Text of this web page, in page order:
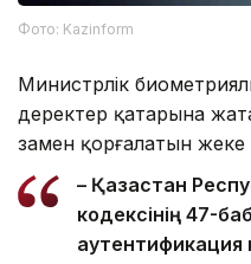
Фото: Kazinform
Министрлік
деректер қатарына
заңмен қорғалатын жеке
– Қазақстан
кодексінің 47-
аутентификация